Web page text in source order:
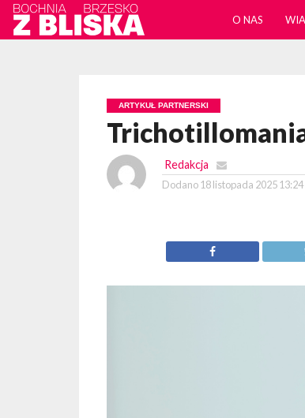
O NAS
ARTYKUŁ PARTNERSKI
Redakcja
Dodano 18 listopada 2025 13:24